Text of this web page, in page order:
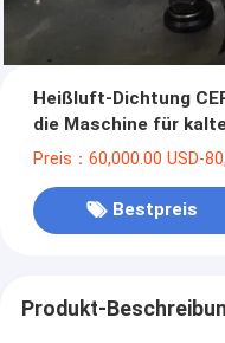
Heißluft-Dichtung
die Maschine für
Preis：60,000.00 USD-
Bestpreis
Produkt-